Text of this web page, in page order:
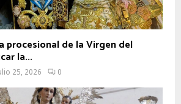
procesional de la Virgen del
la...
25, 2026 0